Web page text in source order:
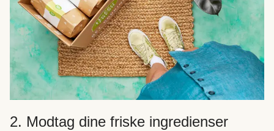
2. Modtag dine friske ingredienser